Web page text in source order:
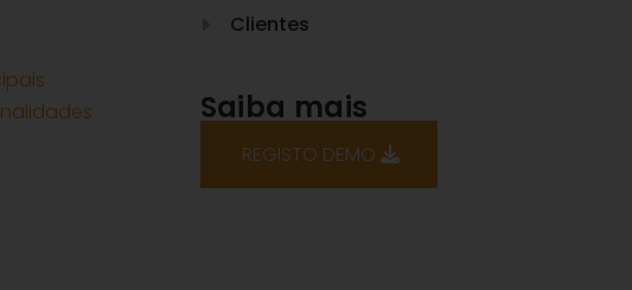
Clientes
Saiba mais
REGISTO DEMO